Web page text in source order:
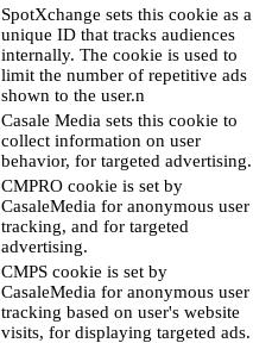
SpotXchange sets this cookie as a
unique ID that tracks audiences
internally. The cookie is used to
limit the number of repetitive ads
shown to the user.n
Casale Media sets this cookie to
collect information on user
behavior, for targeted advertising.
CMPRO cookie is set by
CasaleMedia for anonymous user
tracking, and for targeted
advertising.
CMPS cookie is set by
CasaleMedia for anonymous user
tracking based on user's website
visits, for displaying targeted ads.